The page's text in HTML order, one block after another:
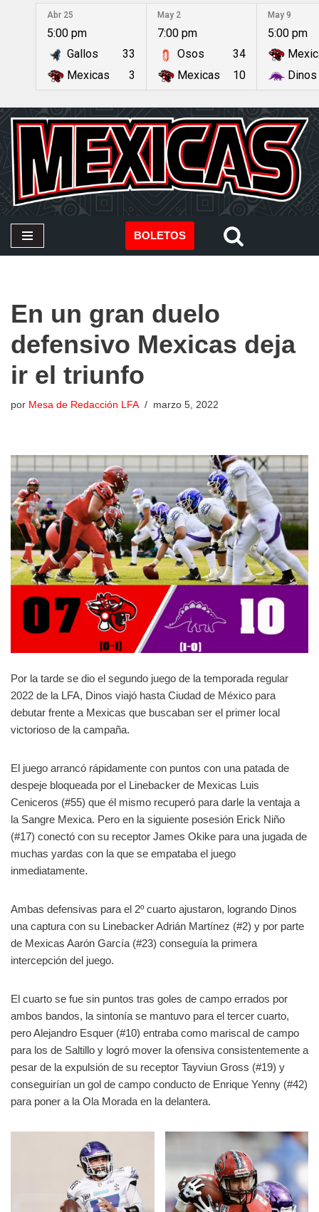
contenido
Abr 25
5:00 pm
Gallos
33
Mexicas
3
May 2
7:00 pm
Osos
34
Mexicas
10
May 9
5:00 pm
Dinos
BOLETOS
En un gran duelo
defensivo Mexicas deja
ir el triunfo
por Mesa de Redacción LFA marzo 5, 2022
Por la tarde se dio el segundo juego de la temporada regular
2022 de la LFA, Dinos viajó hasta Ciudad de México para
debutar frente a Mexicas que buscaban ser el primer local
victorioso de la campaña.
El juego arrancó rápidamente con puntos con una patada de
despeje bloqueada por el Linebacker de Mexicas Luis
Ceniceros (#55) que él mismo recuperó para darle la ventaja a
la Sangre Mexica. Pero en la siguiente posesión Erick Niño
(#17) conectó con su receptor James Okike para una jugada de
muchas yardas con la que se empataba el juego
inmediatamente.
Ambas defensivas para el 2º cuarto ajustaron, logrando Dinos
una captura con su Linebacker Adrián Martínez (#2) y por parte
de Mexicas Aarón García (#23) conseguía la primera
intercepción del juego.
El cuarto se fue sin puntos tras goles de campo errados por
ambos bandos, la sintonía se mantuvo para el tercer cuarto,
pero Alejandro Esquer (#10) entraba como mariscal de campo
para los de Saltillo y logró mover la ofensiva consistentemente a
pesar de la expulsión de su receptor Tayviun Gross (#19) y
conseguirían un gol de campo conducto de Enrique Yenny (#42)
para poner a la Ola Morada en la delantera.